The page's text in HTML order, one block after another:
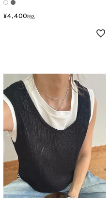
¥4,400税込